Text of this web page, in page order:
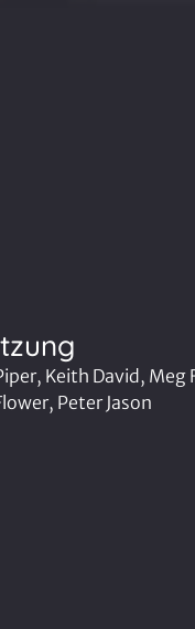
Keith David, Meg
Peter Jason